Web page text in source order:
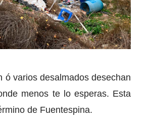
ó varios desalmados desechan
menos te lo esperas. Esta
de Fuentespina.